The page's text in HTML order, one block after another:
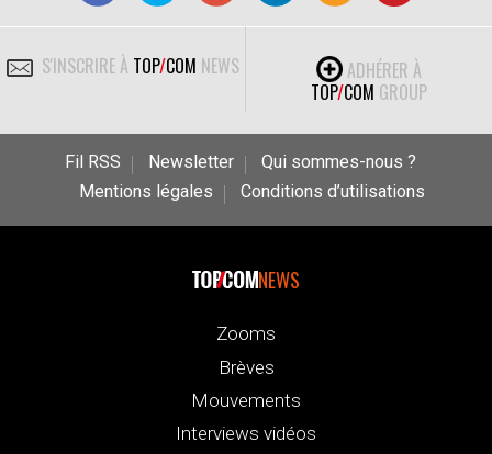
S'INSCRIRE À TOP/COM NEWS
ADHÉRER À
TOP/COM GROUP
Fil RSS Newsletter
Qui sommes-nous ?
Mentions légales
Conditions d’utilisations
NEWS
Zooms
Brèves
Mouvements
Interviews vidéos